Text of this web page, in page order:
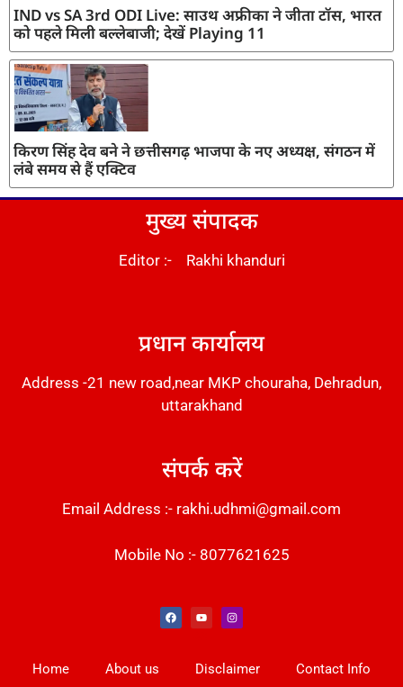
IND vs SA 3rd ODI Live: साउथ अफ्रीका ने जीता टॉस, भारत
को पहले मिली बल्लेबाजी; देखें Playing 11
किरण सिंह देव बने ने छत्तीसगढ़ भाजपा के नए अध्यक्ष, संगठन में
लंबे समय से हैं एक्टिव
मुख्य संपादक
Editor :- Rakhi khanduri
प्रधान कार्यालय
Address -21 new road,near MKP chouraha, Dehradun,
uttarakhand
संपर्क करें
Email Address :- rakhi.udhmi@gmail.com
Mobile No :- 8077621625
Home About us Disclaimer Contact Info